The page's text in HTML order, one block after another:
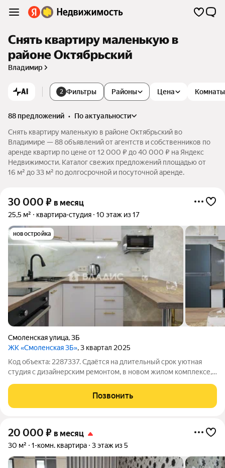
Снять квартиру маленькую в
районе Октябрьский
Владимир
AI 2 Фильтры Цена Комнаты
Районы
88 предложений •
по актуальности
Снять квартиру маленькую в районе Октябрьский во
Владимире — 88 объявлений от агентств и собственников по
аренде квартир по цене от 12 000 ₽ до 40 000 ₽ на Яндекс
Недвижимости. Каталог свежих предложений площадью от
16 м² до 33 м² по долгосрочной и посуточной аренде.
30 000 ₽ в месяц
25,5 м² квартира-студия 10 этаж из 17
новостройка
Смоленская улица,3Б
ЖК «Смоленская 3Б», 3 квартал 2025
Код объекта: 2287337. Сдаётся на длительный срок уютная
студия с дизайнерским ремонтом, в новом жилом комплексе,
ещё никто никогда не жил. Ремонт, выполненный из дорогих
материалов,
Позвонить
20 000 ₽ в месяц
30 м² 1-комн. квартира 3 этаж из 5